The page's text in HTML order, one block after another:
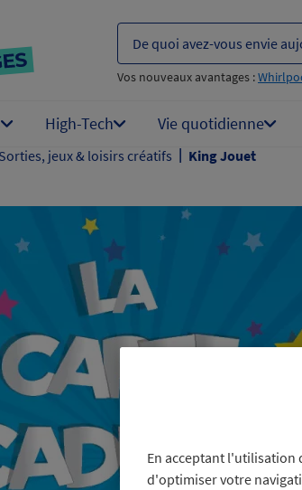
De quoi avez-vous envie
Vos nouveaux avantages :
High-Tech Vie quotidienne
Sorties, jeux & loisirs créatifs | King Jouet
En acceptant l'utilisation
d'optimiser votre